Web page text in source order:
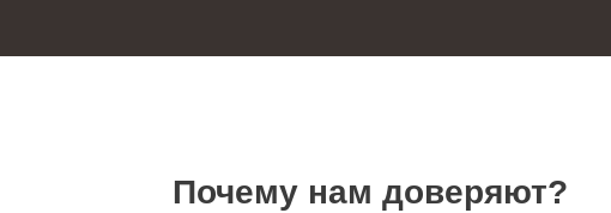
120
водонагревателей BorkПочему нам доверяют?